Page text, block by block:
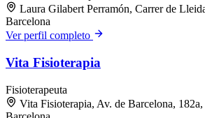
Laura Gilabert Perramón, Carrer de
Barcelona
Ver perfil completo
Vita Fisioterapia
Fisioterapeuta
Vita Fisioterapia, Av. de Barcelona,